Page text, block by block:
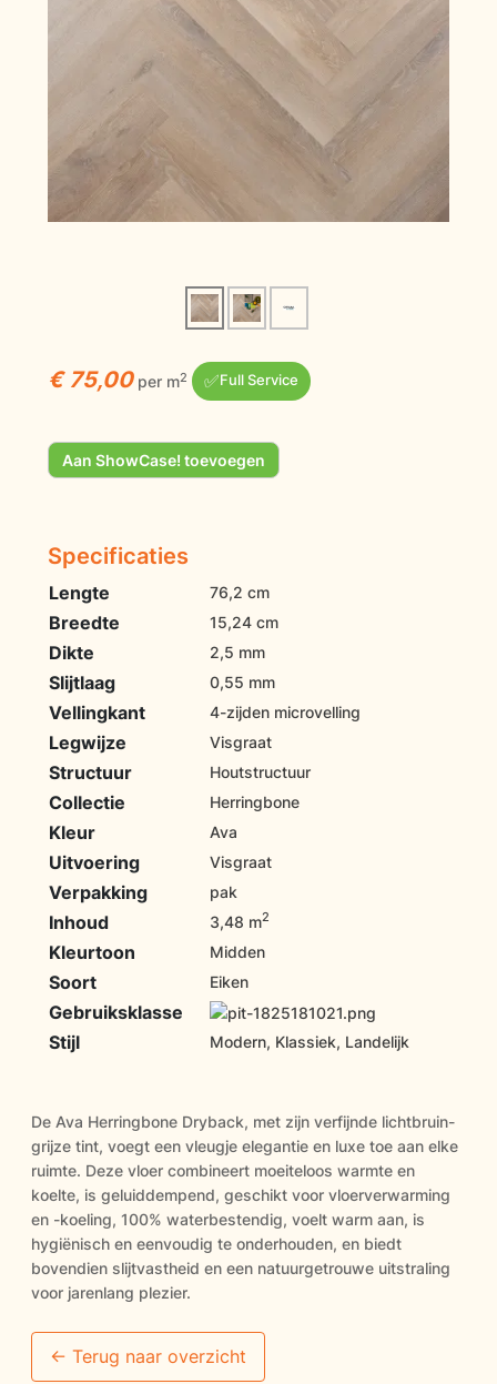
€ 75,00 per m2 ✅Full Service
Aan ShowCase! toevoegen
Specificaties
Lengte 76,2 cm
Breedte 15,24 cm
Dikte 2,5 mm
Slijtlaag 0,55 mm
Vellingkant 4-zijden microvelling
Legwijze Visgraat
Structuur Houtstructuur
Collectie Herringbone
Kleur Ava
Uitvoering Visgraat
Verpakking pak
Inhoud 3,48 m2
Kleurtoon Midden
Soort Eiken
Gebruiksklasse
Stijl
Modern, Klassiek, Landelijk
De Ava Herringbone Dryback, met zijn verfijnde lichtbruin-
grijze tint, voegt een vleugje elegantie en luxe toe aan elke
ruimte. Deze vloer combineert moeiteloos warmte en
koelte, is geluiddempend, geschikt voor vloerverwarming
en -koeling, 100% waterbestendig, voelt warm aan, is
hygiënisch en eenvoudig te onderhouden, en biedt
bovendien slijtvastheid en een natuurgetrouwe uitstraling
voor jarenlang plezier.
<- Terug naar overzicht